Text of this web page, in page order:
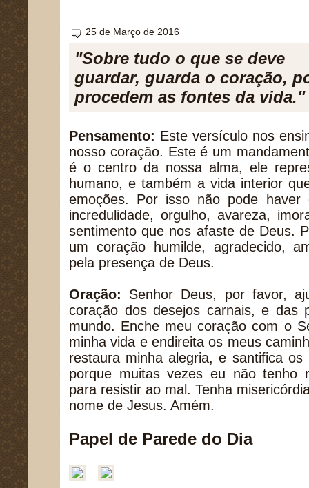
25 de Março de 2016
"Sobre tudo o que se deve
guardar, guarda o coração,
procedem as fontes da
Pensamento: Este versículo nos
nosso coração. Este é um
é o centro da nossa alma, ele
humano, e também a vida interior
emoções. Por isso não pode
incredulidade, orgulho, avareza,
sentimento que nos afaste de Deus.
um coração humilde, agradecido,
pela presença de Deus.
Oração: Senhor Deus, por favor,
coração dos desejos carnais, e das
mundo. Enche meu coração com o
minha vida e endireita os meus
restaura minha alegria, e santifica os
porque muitas vezes eu não tenho
para resistir ao mal. Tenha
nome de Jesus. Amém.
Papel de Parede do Dia